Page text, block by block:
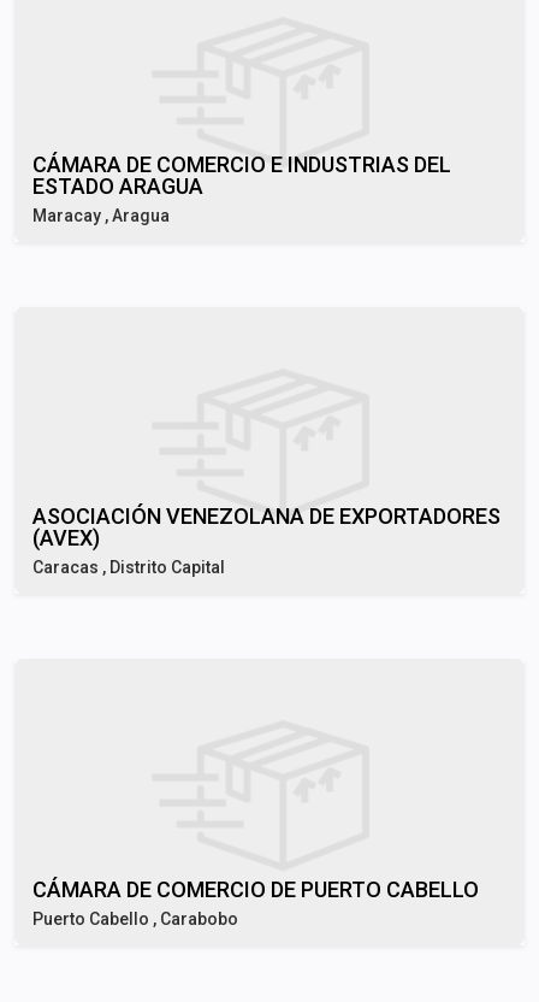
CÁMARA DE COMERCIO E INDUSTRIAS DEL
ESTADO ARAGUA
Maracay , Aragua
ASOCIACIÓN VENEZOLANA DE EXPORTADORES
(AVEX)
Caracas , Distrito Capital
CÁMARA DE COMERCIO DE PUERTO CABELLO
Puerto Cabello , Carabobo